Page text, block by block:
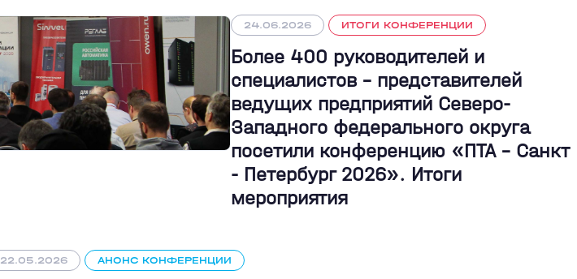
24.06.2026 ИТОГИ КОНФЕРЕНЦИИ
Более 400 руководителей и
специалистов – представителей
ведущих предприятий Северо-
Западного федерального округа
посетили конференцию «ПТА – Санкт
- Петербург 2026». Итоги
мероприятия
22.05.2026 АНОНС КОНФЕРЕНЦИИ